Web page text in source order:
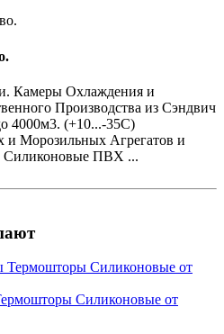
Камеры Охлаждения и
Производства из Сэндвич
4000м3. (+10...-35С)
и Морозильных Агрегатов и
Силиконовые ПВХ ...
Силиконовые от